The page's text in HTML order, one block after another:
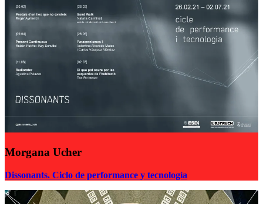
Morgana Ucher
Dissonants. Ciclo de performance y tecnología